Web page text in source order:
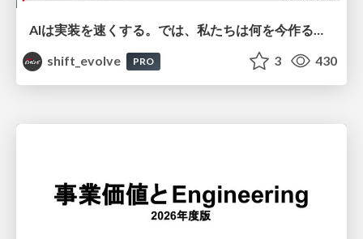
AIは実装を速くする。では、私たちは何を今作るべきか？－立場を越えてリリースに向き合ったチーム開発の実践 / 20260801 Hiromi Nakaya and Naoki Takahashi
shift_evolve
PRO 3 430